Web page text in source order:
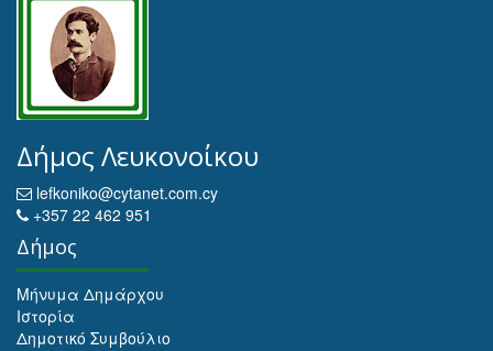
Δήμος Λευκονοίκου
lefkoniko@cytanet.com.cy
+357 22 462 951
Δήμος
Μήνυμα Δημάρχου
Ιστορία
Δημοτικό Συμβούλιο